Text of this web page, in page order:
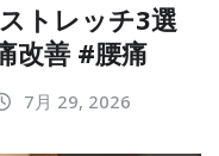
トレッチ3選
改善 #腰痛
7月 29, 2026